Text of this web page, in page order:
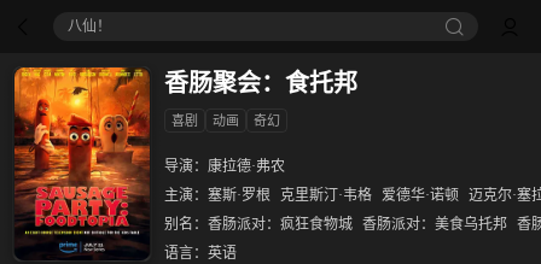
八仙！
香肠聚会：食托邦
喜剧 动画 奇幻
导演： 康拉德·弗农
主演： 塞斯·罗根 克里斯汀·韦格 爱德华·诺顿
迈克尔·塞
别名： 香肠派对：疯狂食物城 香肠派对：美食乌托邦 香
语言： 英语